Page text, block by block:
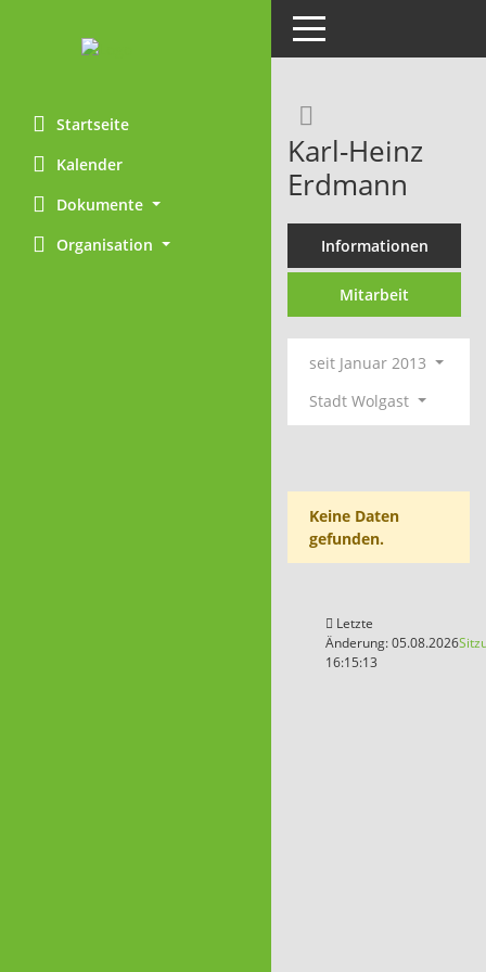
Startseite
Kalender
Dokumente
Organisation
Toggle navigation
Karl-Heinz
Erdmann
Informationen
Mitarbeit
seit Januar 2013
Stadt Wolgast
Keine Daten
gefunden.
Letzte
Änderung: 05.08.2026
16:15:13